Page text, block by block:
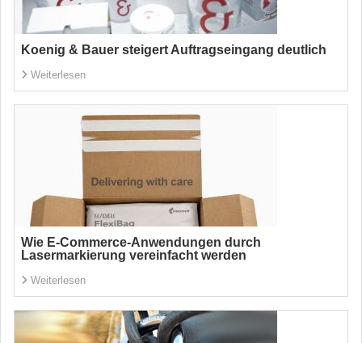
Koenig & Bauer steigert Auftragseingang deutlich
Weiterlesen
Wie E-Commerce-Anwendungen durch
Lasermarkierung vereinfacht werden
Weiterlesen